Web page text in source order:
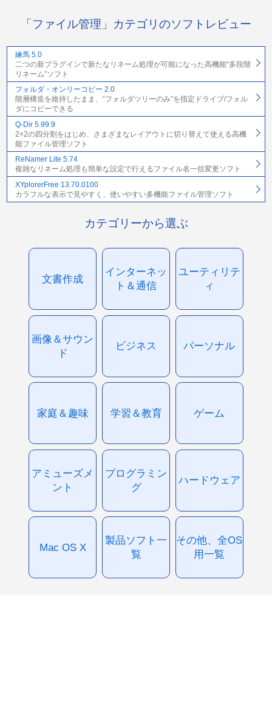
「ファイル管理」カテゴリのソフトレビュー
練馬 5.0
二つの新プラグインで新たなリネーム処理が可能になった高機能“多段階
リネーム”ソフト
フォルダ・オンリーコピー 2.0
階層構造を維持したまま、“フォルダツリーのみ”を指定ドライブ/フォル
ダにコピーできる
Q-Dir 5.99.9
2×2の四分割をはじめ、さまざまなレイアウトに切り替えて使える高機
能ファイル管理ソフト
ReNamer Lite 5.74
複雑なリネーム処理も簡単な設定で行えるファイル名一括変更ソフト
XYplorerFree 13.70.0100
カラフルな表示で見やすく、使いやすい多機能ファイル管理ソフト
カテゴリーから選ぶ
文書作成
インターネッ
ト＆通信
ユーティリテ
ィ
画像＆サウン
ド
ビジネス パーソナル
家庭＆趣味 学習＆教育 ゲーム
アミューズメ
ント
プログラミン
グ
ハードウェア
Mac OS X
製品ソフト一
覧
その他、全OS
用一覧